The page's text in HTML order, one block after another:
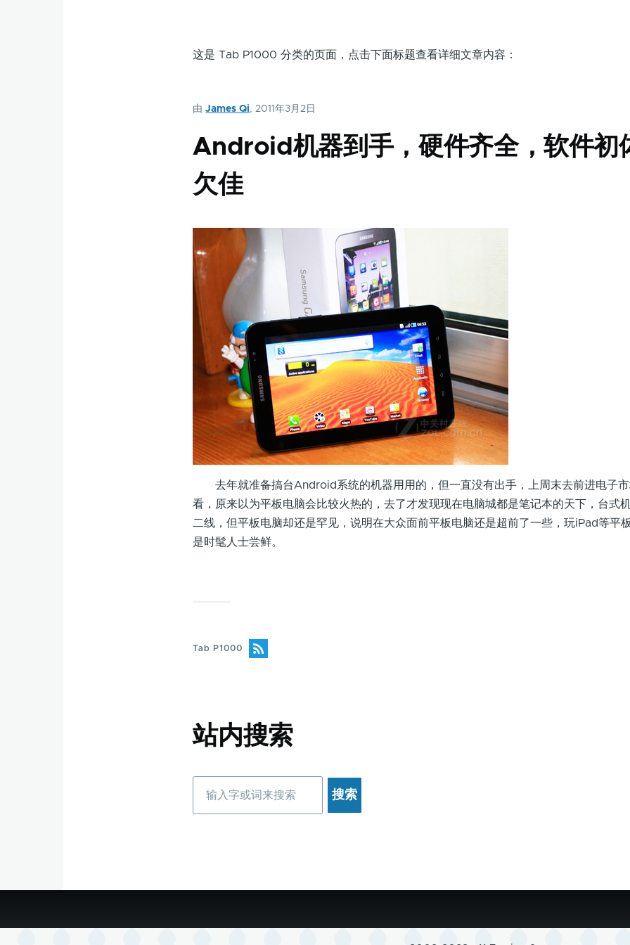
这是 Tab P1000 分类的页面，点击下面标题查看详细文章内容：
由James Qi, 2011年3月2日
Android机器到手，硬件齐全，软件初
欠佳
去年就准备搞台Android系统的机器用用的，但一直没有出手，上周末去前进电子市
看，原来以为平板电脑会比较火热的，去了才发现现在电脑城都是笔记本的天下，台式
二线，但平板电脑却还是罕见，说明在大众面前平板电脑还是超前了一些，玩iPad等平
是时髦人士尝鲜。
Tab P1000
站内搜索